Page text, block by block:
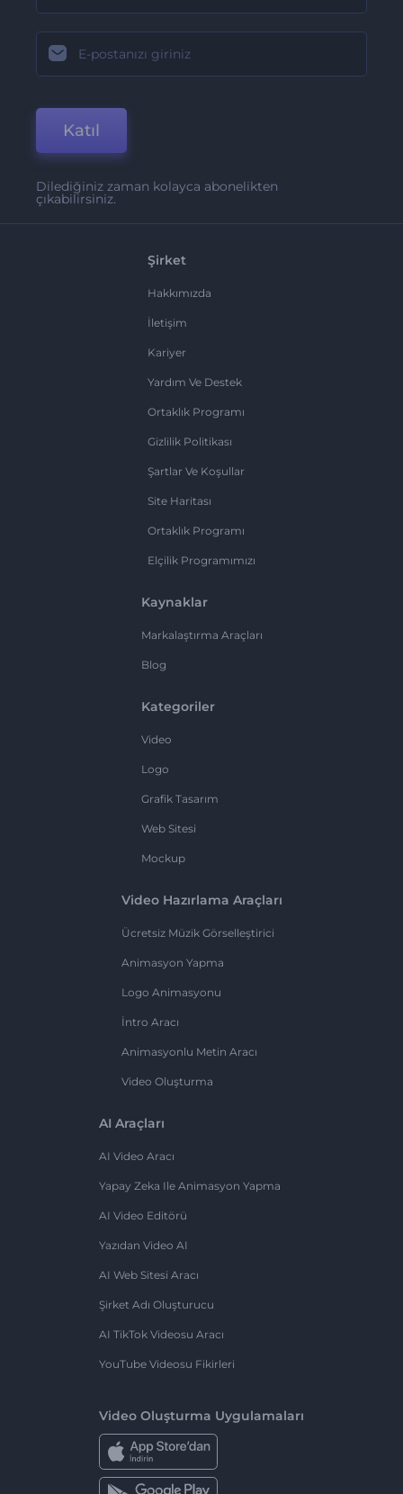
Katıl
Dilediğiniz zaman kolayca abonelikten
çıkabilirsiniz.
Şirket
Hakkımızda
İletişim
Kariyer
Yardım Ve Destek
Ortaklık Programı
Gizlilik Politikası
Şartlar Ve Koşullar
Site Haritası
Ortaklık Programı
Elçilik Programımızı
Kaynaklar
Markalaştırma Araçları
Blog
Kategoriler
Video
Logo
Grafik Tasarım
Web Sitesi
Mockup
Video Hazırlama Araçları
Ücretsiz Müzik Görselleştirici
Animasyon Yapma
Logo Animasyonu
İntro Aracı
Animasyonlu Metin Aracı
Video Oluşturma
AI Araçları
AI Video Aracı
Yapay Zeka Ile Animasyon Yapma
AI Video Editörü
Yazıdan Video AI
AI Web Sitesi Aracı
Şirket Adı Oluşturucu
AI TikTok Videosu Aracı
YouTube Videosu Fikirleri
Video Oluşturma Uygulamaları